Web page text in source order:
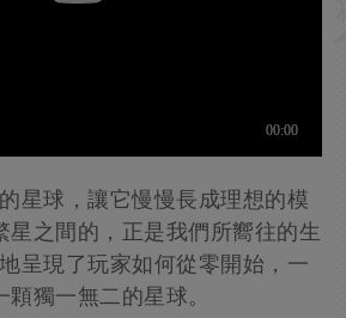
星球，讓它慢慢長成理想的模
之間的，正是我們所嚮往的生
呈現了玩家如何從零開始，一
獨一無二的星球。